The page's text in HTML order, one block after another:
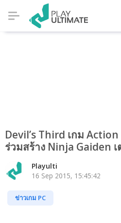
Devil’s Third เกม
ร่วมสร้าง Ninja Gaiden
Playulti
16 Sep 2015, 15:45:42
ข่าวเกม PC